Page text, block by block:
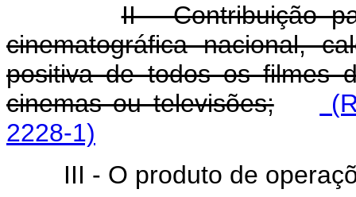
II - Contribuição
cinematográfica nacional,
positiva de todos os filmes
cinemas ou televisões;
2228-1)
III - O produto de